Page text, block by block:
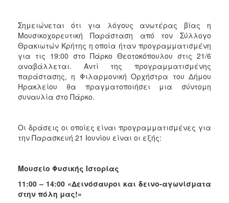
Σημειώνεται ότι για λόγους ανωτέρας βίας η
Μουσικοχορευτική Παράσταση από τον Σύλλογο
Θρακιωτών Κρήτης η οποία ήταν προγραμματισμένη
για τις 19:00 στο Πάρκο Θεοτοκόπουλου στις 21/6
αναβάλλεται. Αντί της προγραμματισμένης
παράστασης, η Φιλαρμονική Ορχήστρα του Δήμου
Ηρακλείου θα πραγματοποιήσει μια σύντομη
συναυλία στο Πάρκο.
Οι δράσεις οι οποίες είναι προγραμματισμένες για
την Παρασκευή 21 Ιουνίου είναι οι εξής:
Μουσείο Φυσικής Ιστορίας
11:00 – 14:00 «Δεινόσαυροι και δεινο-αγωνίσματα
στην πόλη μας!»